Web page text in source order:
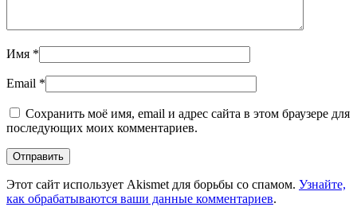
Имя *
Email *
Сохранить моё имя, email и адрес сайта в этом браузере для
последующих моих комментариев.
Этот сайт использует Akismet для борьбы со спамом. Узнайте,
как обрабатываются ваши данные комментариев.